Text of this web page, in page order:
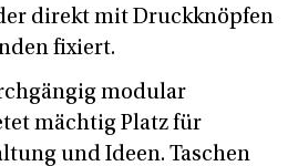
direkt mit Druckknöpfen
fixiert.
modular
mächtig Platz für
und Ideen. Taschen